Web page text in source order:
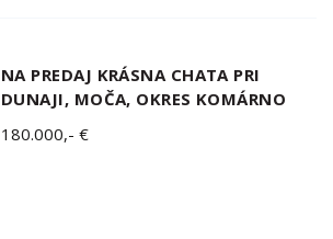
NA PREDAJ KRÁSNA CHATA PRI
DUNAJI, MOČA, OKRES KOMÁRNO
180.000,- €